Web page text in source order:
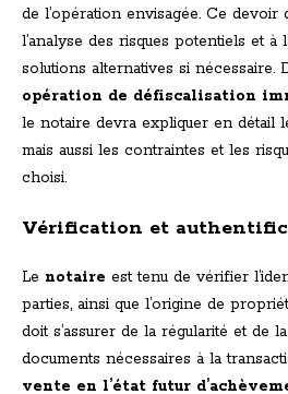
de l’opération envisagée. Ce devoir
l’analyse des risques potentiels et
solutions alternatives si nécessaire.
opération de défiscalisation
le notaire devra expliquer en détail
mais aussi les contraintes et les
choisi.
Vérification et
Le notaire est tenu de vérifier
parties, ainsi que l’origine de
doit s’assurer de la régularité et de
documents nécessaires à la
vente en l’état futur